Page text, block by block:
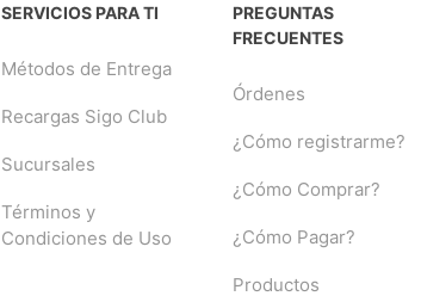
SERVICIOS PARA TI
Métodos de Entrega
Recargas Sigo Club
Sucursales
Términos y
Condiciones de Uso
PREGUNTAS
FRECUENTES
Órdenes
¿Cómo registrarme?
¿Cómo Comprar?
¿Cómo Pagar?
Productos